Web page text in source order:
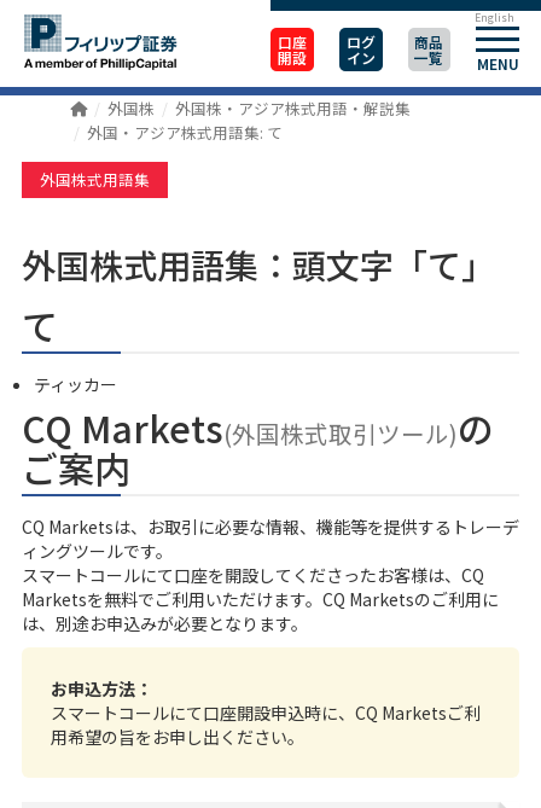
口座
開設
ログ
イン
商品
一覧 MENU
English
外国株
外国株・アジア株式用語・解説集
外国・アジア株式用語集: て
外国株式用語集
外国株式用語集：頭文字「て」
て
ティッカー
CQ Markets(外国株式取引ツール)の
ご案内
CQ Marketsは、お取引に必要な情報、機能等を提供するトレーデ
ィングツールです。
スマートコールにて口座を開設してくださったお客様は、CQ
Marketsを無料でご利用いただけます。CQ Marketsのご利用に
は、別途お申込みが必要となります。
お申込方法：
スマートコールにて口座開設申込時に、CQ Marketsご利
用希望の旨をお申し出ください。